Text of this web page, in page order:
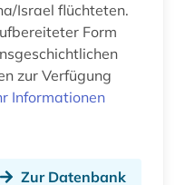
Israel flüchteten.
Form
zur Verfügung
Informationen
Zur Datenbank